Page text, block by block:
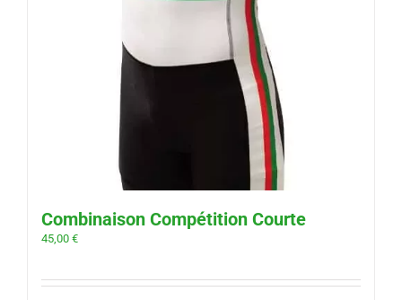
Combinaison Compétition Courte
45,00 €